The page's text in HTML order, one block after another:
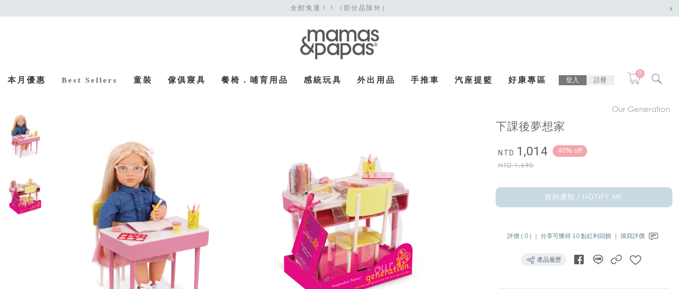
全館免運！！（部分品除外） x
本月優惠 Best Sellers 童裝 傢俱寢具 餐椅．哺育用品 感統玩具 外出用品 手推車 汽座提籃 好康專區 登入 註冊
0
Our Generation
下課後夢想家
NTD 1,014
NTD1,690
40% off
貨到通知 / NOTIFY ME
評價 ( 0 ) ｜分享可獲得 10 點紅利回饋 ｜填寫評價
產品履歷